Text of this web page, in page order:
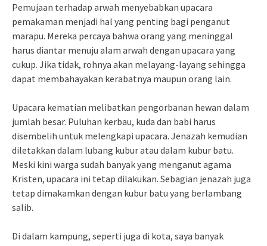
Pemujaan terhadap arwah menyebabkan upacara
pemakaman menjadi hal yang penting bagi penganut
marapu. Mereka percaya bahwa orang yang meninggal
harus diantar menuju alam arwah dengan upacara yang
cukup. Jika tidak, rohnya akan melayang-layang sehingga
dapat membahayakan kerabatnya maupun orang lain.
Upacara kematian melibatkan pengorbanan hewan dalam
jumlah besar. Puluhan kerbau, kuda dan babi harus
disembelih untuk melengkapi upacara. Jenazah kemudian
diletakkan dalam lubang kubur atau dalam kubur batu.
Meski kini warga sudah banyak yang menganut agama
Kristen, upacara ini tetap dilakukan. Sebagian jenazah juga
tetap dimakamkan dengan kubur batu yang berlambang
salib.
Di dalam kampung, seperti juga di kota, saya banyak